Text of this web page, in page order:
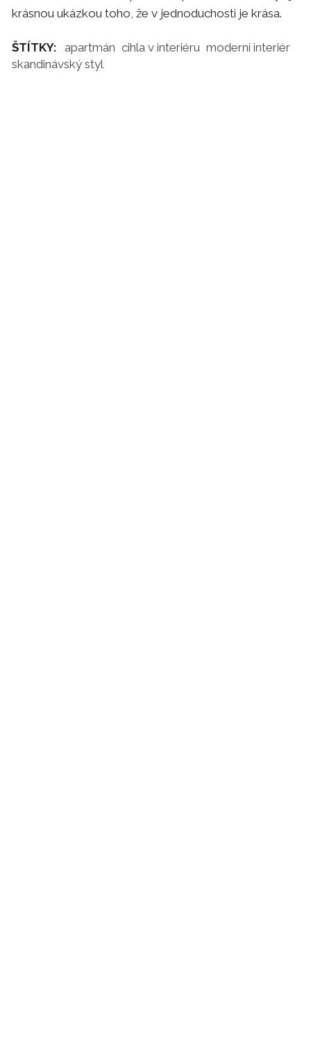
krásnou ukázkou toho, že v jednoduchosti je krása.
ŠTÍTKY: apartmán cihla v interiéru moderní interiér
skandinávský styl